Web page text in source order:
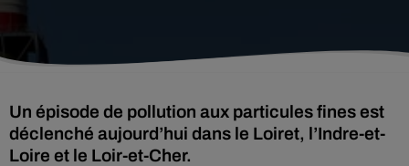
Un épisode de pollution aux particules fines est
déclenché aujourd’hui dans le Loiret, l’Indre-et-
Loire et le Loir-et-Cher.